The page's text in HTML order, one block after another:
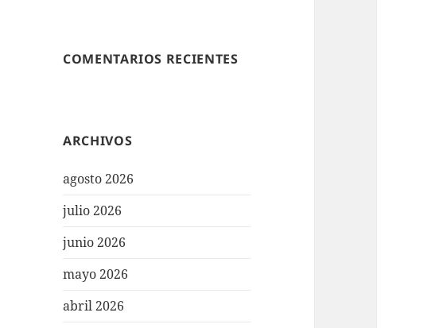
COMENTARIOS RECIENTES
ARCHIVOS
agosto 2026
julio 2026
junio 2026
mayo 2026
abril 2026